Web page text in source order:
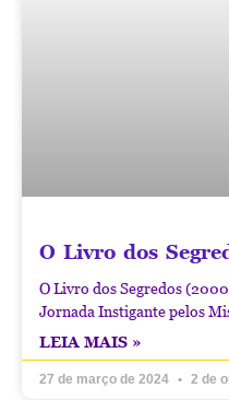
O Livro dos
O Livro dos Segredos
Jornada Instigante pelos
LEIA MAIS »
27 de março de 2024 2 de